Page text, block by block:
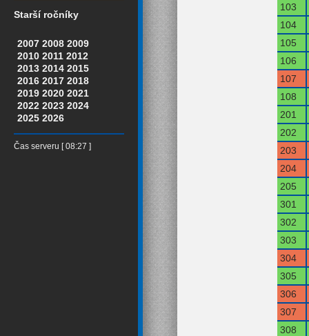
Starší ročníky
2007 2008 2009
2010 2011 2012
2013 2014 2015
2016 2017 2018
2019 2020 2021
2022 2023 2024
2025 2026
Čas serveru [ 08:27 ]
103
104
105
106
107
108
201
202
203
204
205
301
302
303
304
305
306
307
308